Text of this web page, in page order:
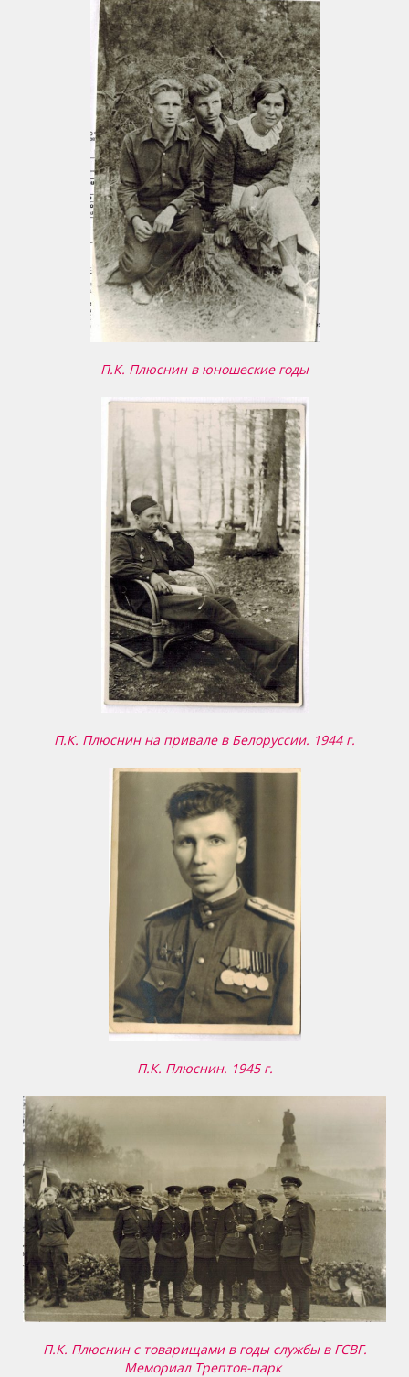
П.К. Плюснин в юношеские годы
П.К. Плюснин на привале в Белоруссии. 1944 г.
П.К. Плюснин. 1945 г.
П.К. Плюснин с товарищами в годы службы в ГСВГ.
Мемориал Трептов-парк